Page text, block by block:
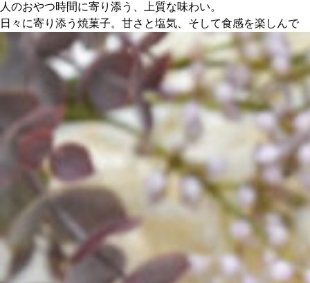
人のおやつ時間に寄り添う、上質な味わい。
日々に寄り添う焼菓子。甘さと塩気、そして食感を楽しんで